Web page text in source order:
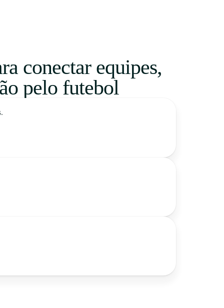
conectar equipes,
pelo futebol